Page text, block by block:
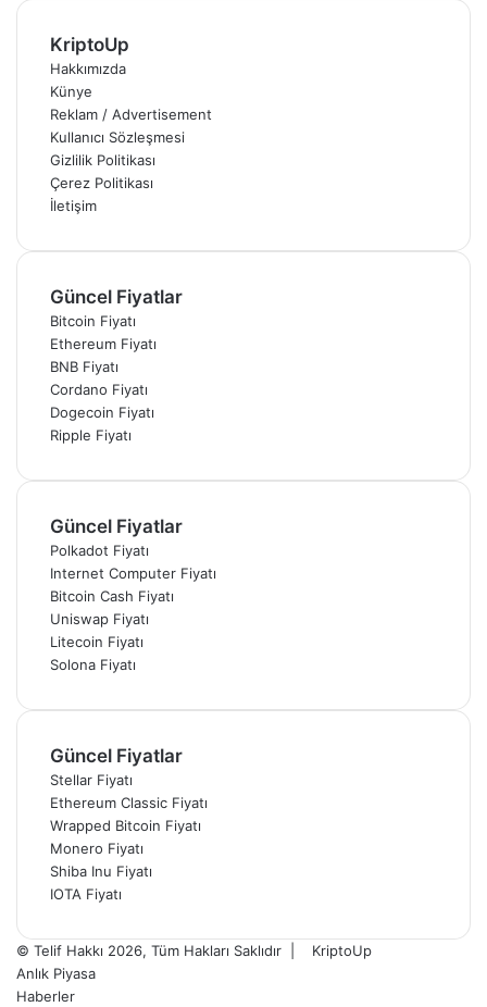
KriptoUp
Hakkımızda
Künye
Reklam / Advertisement
Kullanıcı Sözleşmesi
Gizlilik Politikası
Çerez Politikası
İletişim
Güncel Fiyatlar
Bitcoin Fiyatı
Ethereum Fiyatı
BNB Fiyatı
Cordano Fiyatı
Dogecoin Fiyatı
Ripple Fiyatı
Güncel Fiyatlar
Polkadot Fiyatı
Internet Computer Fiyatı
Bitcoin Cash Fiyatı
Uniswap Fiyatı
Litecoin Fiyatı
Solona Fiyatı
Güncel Fiyatlar
Stellar Fiyatı
Ethereum Classic Fiyatı
Wrapped Bitcoin Fiyatı
Monero Fiyatı
Shiba Inu Fiyatı
IOTA Fiyatı
© Telif Hakkı 2026, Tüm Hakları Saklıdır |
KriptoUp
Anlık Piyasa
Haberler